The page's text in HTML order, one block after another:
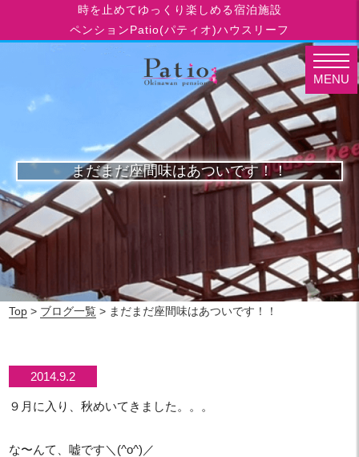
時を止めてゆっくり楽しめる宿泊施設
ペンションPatio(パティオ)ハウスリーフ
まだまだ座間味はあついです！！
Top > ブログ一覧 > まだまだ座間味はあついです！！
2014.9.2
９月に入り、秋めいてきました。。。
な〜んて、嘘です＼(^o^)／
MENU